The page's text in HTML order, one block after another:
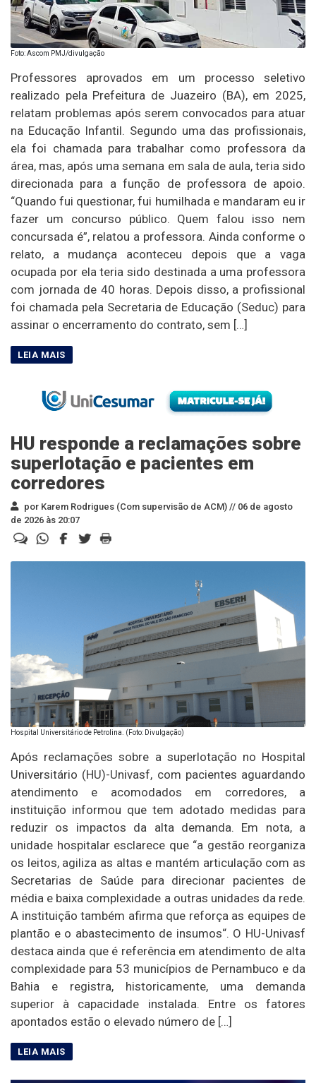
Foto: Ascom PMJ/divulgação
Professores aprovados em um processo seletivo
realizado pela Prefeitura de Juazeiro (BA), em 2025,
relatam problemas após serem convocados para atuar
na Educação Infantil. Segundo uma das profissionais,
ela foi chamada para trabalhar como professora da
área, mas, após uma semana em sala de aula, teria sido
direcionada para a função de professora de apoio.
“Quando fui questionar, fui humilhada e mandaram eu ir
fazer um concurso público. Quem falou isso nem
concursada é”, relatou a professora. Ainda conforme o
relato, a mudança aconteceu depois que a vaga
ocupada por ela teria sido destinada a uma professora
com jornada de 40 horas. Depois disso, a profissional
foi chamada pela Secretaria de Educação (Seduc) para
assinar o encerramento do contrato, sem […]
HU responde a reclamações sobre
superlotação e pacientes em
corredores
por Karem Rodrigues (Com supervisão de ACM) // 06 de agosto
de 2026 às 20:07
Hospital Universitário de Petrolina. (Foto: Divulgação)
Após reclamações sobre a superlotação no Hospital
Universitário (HU)-Univasf, com pacientes aguardando
atendimento e acomodados em corredores, a
instituição informou que tem adotado medidas para
reduzir os impactos da alta demanda. Em nota, a
unidade hospitalar esclarece que “a gestão reorganiza
os leitos, agiliza as altas e mantém articulação com as
Secretarias de Saúde para direcionar pacientes de
média e baixa complexidade a outras unidades da rede.
A instituição também afirma que reforça as equipes de
plantão e o abastecimento de insumos“. O HU-Univasf
destaca ainda que é referência em atendimento de alta
complexidade para 53 municípios de Pernambuco e da
Bahia e registra, historicamente, uma demanda
superior à capacidade instalada. Entre os fatores
apontados estão o elevado número de […]